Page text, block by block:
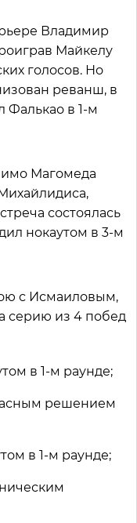
Владимир
Майкелу
голосов. Но
реванш, в
в 1-м
Магомеда
состоялась
нокаутом в 3-м
с Исмаиловым,
серию из 4 побед
в 1-м раунде;
решением
в 1-м раунде;